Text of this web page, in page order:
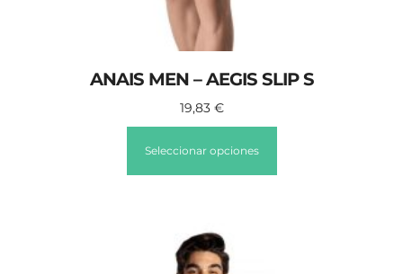
ANAIS MEN – AEGIS SLIP S
19,83 €
Seleccionar opciones